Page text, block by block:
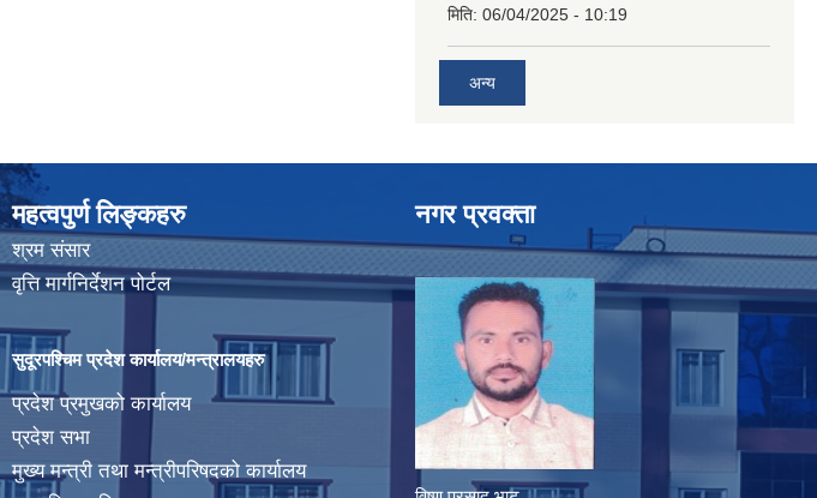
मिति: 06/04/2025 - 10:19
अन्य
महत्वपुर्ण लिङ्कहरु
श्रम संसार
वृत्ति मार्गनिर्देशन पोर्टल
सुदूरपश्चिम प्रदेश कार्यालय/मन्त्रालयहरु
प्रदेश प्रमुखको कार्यालय
प्रदेश सभा
मुख्य मन्त्री तथा मन्त्रीपरिषदको कार्यालय
नगर प्रवक्ता